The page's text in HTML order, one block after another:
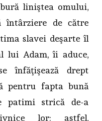
liniştea omului,
de către
slavei deşarte îl
lui Adam, îi aduce,
înfăţişează drept
pentru fapta bună
patimi strică de-a
lor: astfel,